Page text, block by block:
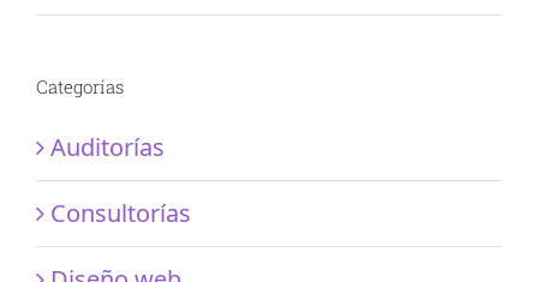
Categorías
Auditorías
Consultorías